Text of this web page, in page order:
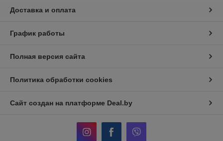
Доставка и оплата
График работы
Полная версия сайта
Политика обработки cookies
Сайт создан на платформе Deal.by